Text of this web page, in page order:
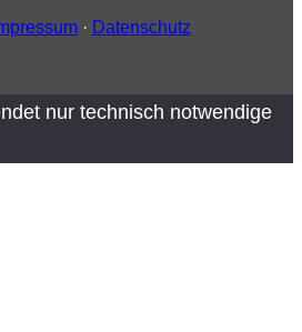
· Datenschutz
nur technisch notwendige